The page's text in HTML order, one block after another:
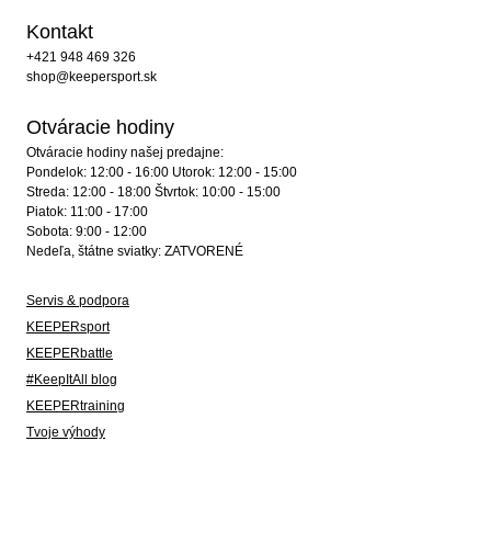
Kontakt
+421 948 469 326
shop@keepersport.sk
Otváracie hodiny
Otváracie hodiny našej predajne:
Pondelok: 12:00 - 16:00 Utorok: 12:00 - 15:00
Streda: 12:00 - 18:00 Štvrtok: 10:00 - 15:00
Piatok: 11:00 - 17:00
Sobota: 9:00 - 12:00
Nedeľa, štátne sviatky: ZATVORENÉ
Servis & podpora
KEEPERsport
KEEPERbattle
#KeepItAll blog
KEEPERtraining
Tvoje výhody